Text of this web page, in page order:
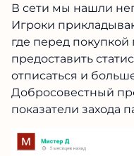
В сети мы нашли
Игроки
где перед покупкой
предоставить
отписаться и
Добросовестный
показатели захода